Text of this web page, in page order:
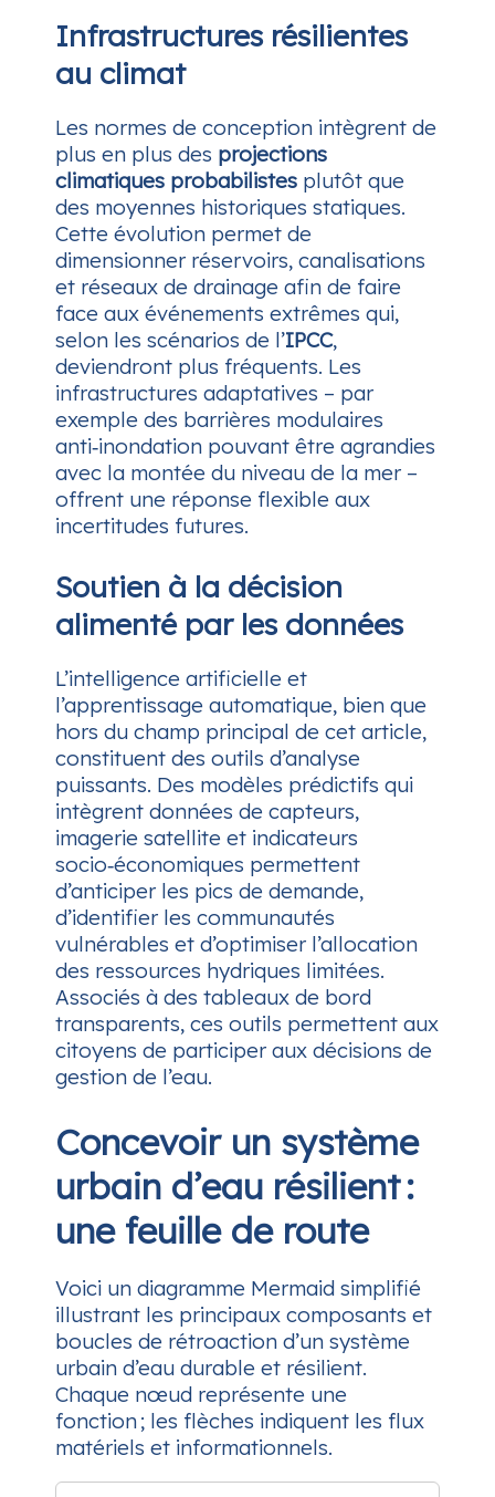
Infrastructures résilientes
au climat
Les normes de conception intègrent de
plus en plus des projections
climatiques probabilistes plutôt que
des moyennes historiques statiques.
Cette évolution permet de
dimensionner réservoirs, canalisations
et réseaux de drainage afin de faire
face aux événements extrêmes qui,
selon les scénarios de l’IPCC,
deviendront plus fréquents. Les
infrastructures adaptatives – par
exemple des barrières modulaires
anti‑inondation pouvant être agrandies
avec la montée du niveau de la mer –
offrent une réponse flexible aux
incertitudes futures.
Soutien à la décision
alimenté par les données
L’intelligence artificielle et
l’apprentissage automatique, bien que
hors du champ principal de cet article,
constituent des outils d’analyse
puissants. Des modèles prédictifs qui
intègrent données de capteurs,
imagerie satellite et indicateurs
socio‑économiques permettent
d’anticiper les pics de demande,
d’identifier les communautés
vulnérables et d’optimiser l’allocation
des ressources hydriques limitées.
Associés à des tableaux de bord
transparents, ces outils permettent aux
citoyens de participer aux décisions de
gestion de l’eau.
Concevoir un système
urbain d’eau résilient :
une feuille de route
Voici un diagramme Mermaid simplifié
illustrant les principaux composants et
boucles de rétroaction d’un système
urbain d’eau durable et résilient.
Chaque nœud représente une
fonction ; les flèches indiquent les flux
matériels et informationnels.